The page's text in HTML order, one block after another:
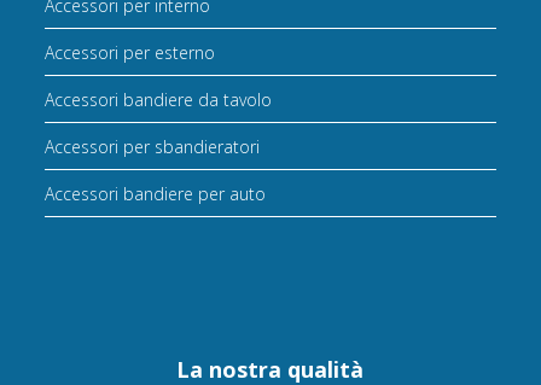
Accessori per interno
Accessori per esterno
Accessori bandiere da tavolo
Accessori per sbandieratori
Accessori bandiere per auto
La nostra qualità